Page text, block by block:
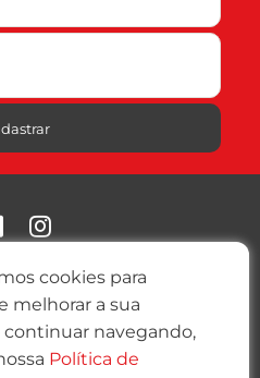
Andar
cookies para
melhorar a sua
continuar navegando,
Política de